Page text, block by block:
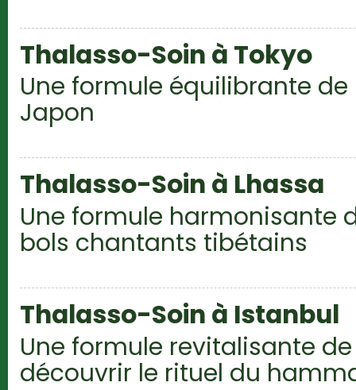
Thalasso-Soin à Tokyo
Une formule équilibrante
Japon
Thalasso-Soin à Lhassa
Une formule harmonisante
bols chantants tibétains
Thalasso-Soin à Istanbul
Une formule revitalisante
découvrir le rituel du